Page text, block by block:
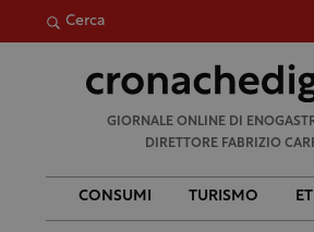
Cerca
per:
GIORNALE ONLINE DI
DIRETTORE FABRIZIO
CONSUMI TURISMO